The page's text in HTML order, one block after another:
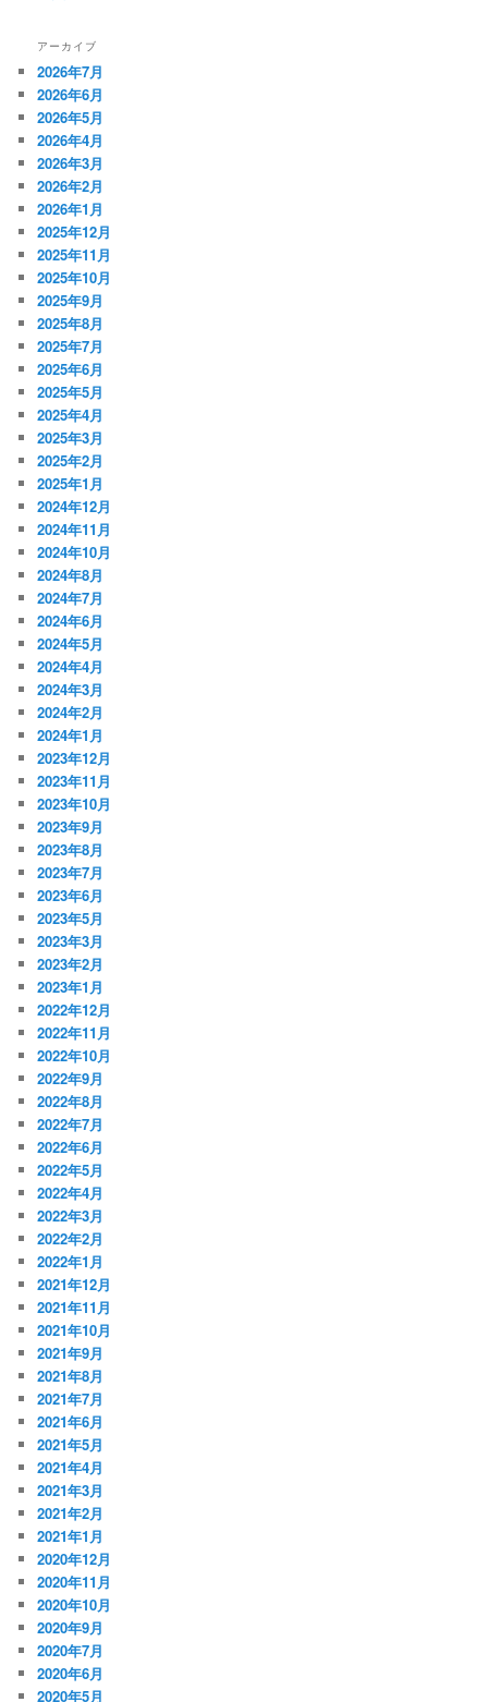
アーカイブ
2026年7月
2026年6月
2026年5月
2026年4月
2026年3月
2026年2月
2026年1月
2025年12月
2025年11月
2025年10月
2025年9月
2025年8月
2025年7月
2025年6月
2025年5月
2025年4月
2025年3月
2025年2月
2025年1月
2024年12月
2024年11月
2024年10月
2024年8月
2024年7月
2024年6月
2024年5月
2024年4月
2024年3月
2024年2月
2024年1月
2023年12月
2023年11月
2023年10月
2023年9月
2023年8月
2023年7月
2023年6月
2023年5月
2023年3月
2023年2月
2023年1月
2022年12月
2022年11月
2022年10月
2022年9月
2022年8月
2022年7月
2022年6月
2022年5月
2022年4月
2022年3月
2022年2月
2022年1月
2021年12月
2021年11月
2021年10月
2021年9月
2021年8月
2021年7月
2021年6月
2021年5月
2021年4月
2021年3月
2021年2月
2021年1月
2020年12月
2020年11月
2020年10月
2020年9月
2020年7月
2020年6月
2020年5月